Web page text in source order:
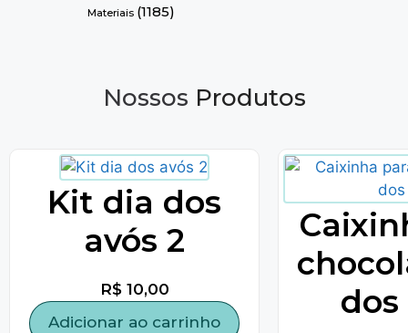
Materiais (1185)
Nossos Produtos
Kit dia dos
avós 2
R$10,00
Adicionar ao carrinho
dos